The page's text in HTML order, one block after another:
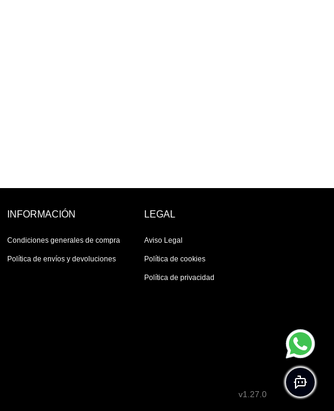
INFORMACIÓN
Condiciones generales de compra
Política de envíos y devoluciones
LEGAL
Aviso Legal
Política de cookies
Política de privacidad
v1.27.0